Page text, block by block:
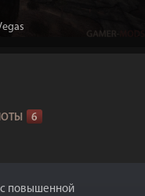
6
с повышенной